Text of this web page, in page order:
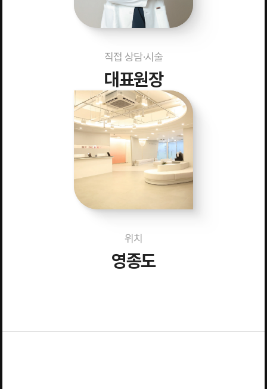
직접 상담·시술
대표원장
위치
영종도